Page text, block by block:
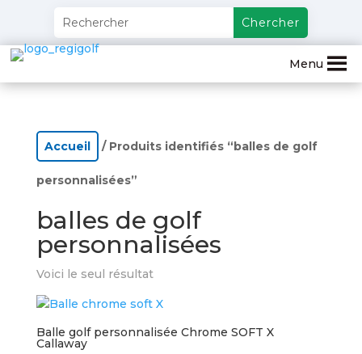
Menu
Accueil / Produits identifiés “balles de golf
personnalisées”
balles de golf
personnalisées
Voici le seul résultat
Balle golf personnalisée Chrome SOFT X
Callaway